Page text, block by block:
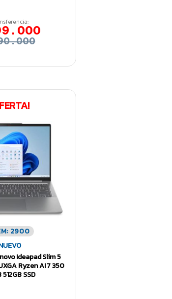
2900
Ideapad Slim 5
Ryzen AI 7 350
512GB SSD